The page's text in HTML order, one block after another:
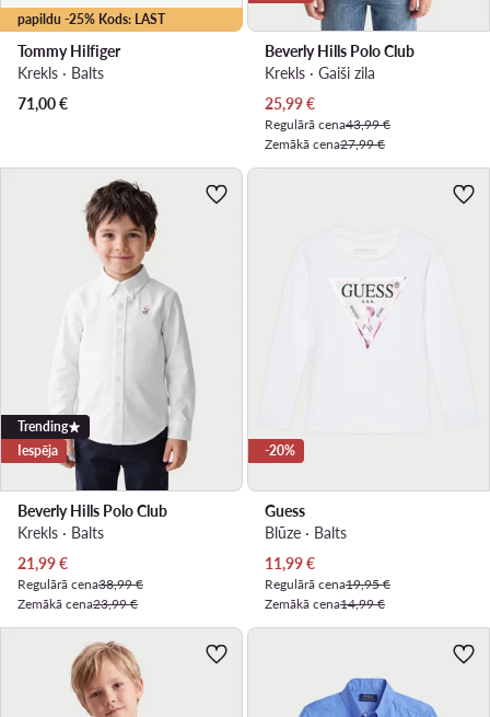
papildu -25% Kods: LAST
Tommy Hilfiger
Krekls · Balts
71,00€
Beverly Hills Polo Club
Krekls · Gaiši zila
Pašreizējā cena
25,99€
Regulārā cena43,99 €
Zemākā cena27,99 €
Trending
Iespēja
Beverly Hills Polo Club
Krekls · Balts
Pašreizējā cena
21,99€
Regulārā cena38,99 €
Zemākā cena23,99 €
-20%
Guess
Blūze · Balts
Pašreizējā cena
11,99€
Regulārā cena19,95 €
Zemākā cena14,99 €